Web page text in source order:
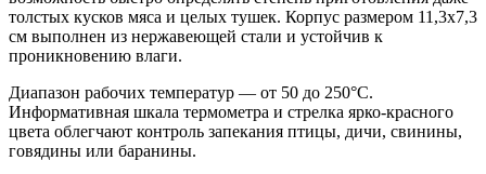
толстых кусков мяса и целых тушек. Корпус размером 11,3х7,3
см выполнен из нержавеющей стали и устойчив к
проникновению влаги.
Диапазон рабочих температур — от 50 до 250°C.
Информативная шкала термометра и стрелка ярко-красного
цвета облегчают контроль запекания птицы, дичи, свинины,
говядины или баранины.